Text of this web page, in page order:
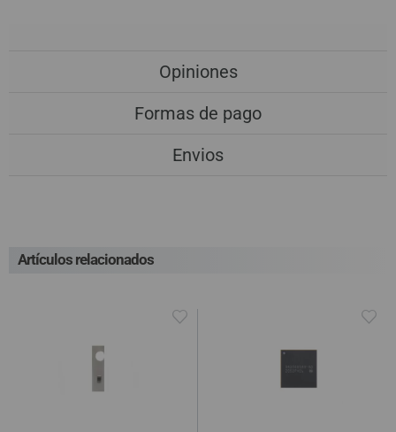
Opiniones
Formas de pago
Envios
Artículos relacionados